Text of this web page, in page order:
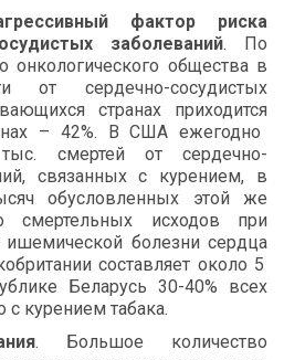
фактор
риска
заболеваний. По
онкологического общества в
от сердечно-сосудистых
странах
приходится
– 42%. В США ежегодно
тыс. смертей от сердечно-
, связанных с курением, в
обусловленных этой
же
смертельных исходов
при
ишемической болезни сердца
составляет около 5
Беларусь 30-40% всех
с курением табака.
. Большое
количество